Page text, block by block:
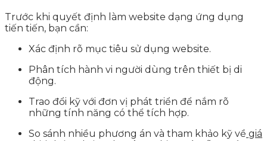
Trước khi quyết định làm website dạng ứng dụng
tiến tiến, bạn cần:
Xác định rõ mục tiêu sử dụng website.
Phân tích hành vi người dùng trên thiết bị di
động.
Trao đổi kỹ với đơn vị phát triển để nắm rõ
những tính năng có thể tích hợp.
So sánh nhiều phương án và tham khảo kỹ về giá